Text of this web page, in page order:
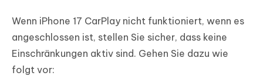
Wenn iPhone 17 CarPlay nicht funktioniert, wenn es
angeschlossen ist, stellen Sie sicher, dass keine
Einschränkungen aktiv sind. Gehen Sie dazu wie
folgt vor: